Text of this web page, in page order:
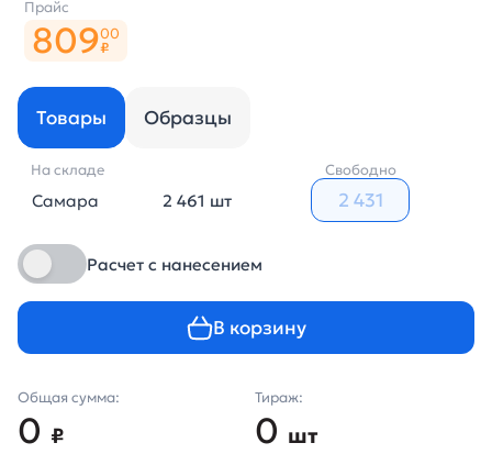
Прайс
80900
₽
Товары Образцы
На складе
Самара 2 461 шт
Свободно
Расчет с нанесением
В корзину
Общая сумма:
0 ₽
Тираж:
0 шт